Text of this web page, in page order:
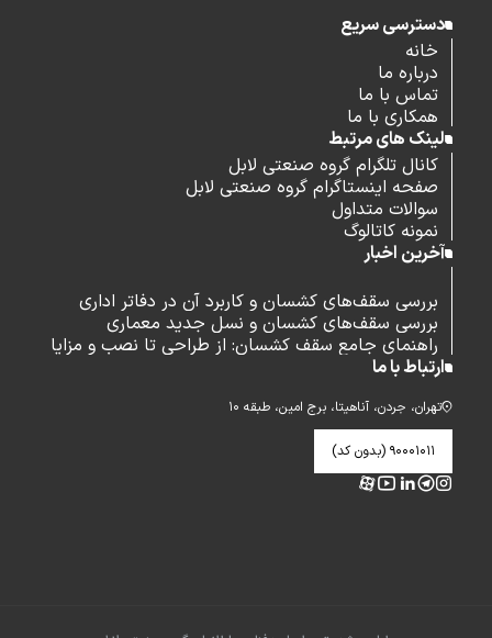
دسترسی سریع
خانه
درباره ما
تماس با ما
همکاری با ما
لینک های مرتبط
کانال تلگرام گروه صنعتی لابل
صفحه اینستاگرام گروه صنعتی لابل
سوالات متداول
نمونه کاتالوگ
آخرین اخبار
بررسی سقف‌های کشسان و کاربرد آن در دفاتر اداری
بررسی سقف‌های کشسان و نسل جدید معماری
راهنمای جامع سقف کشسان: از طراحی تا نصب و مزایا
ارتباط با ما
تهران، جردن، آناهیتا، برج امین، طبقه ۱۰
۹۰۰۰۱۰۱۱ (بدون کد)